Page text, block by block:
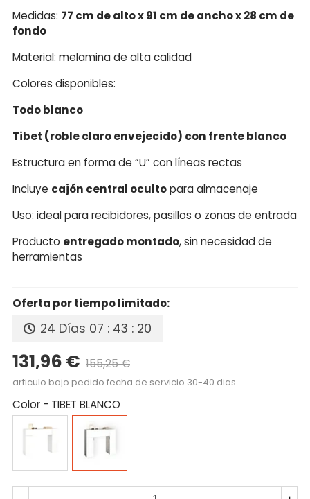
Medidas: 77 cm de alto x 91 cm de ancho x 28 cm de
fondo
Material: melamina de alta calidad
Colores disponibles:
Todo blanco
Tibet (roble claro envejecido) con frente blanco
Estructura en forma de “U” con líneas rectas
Incluye cajón central ocultopara almacenaje
Uso: ideal para recibidores, pasillos o zonas de entrada
Producto entregado montado, sin necesidad de
herramientas
Oferta por tiempo limitado:
24 Días 07 : 43 : 20
131,96 € 155,25 €
articulo bajo pedido fecha de servicio 30-40 dias
Color - TIBET BLANCO
BLANCO
TIBET
BLANCO